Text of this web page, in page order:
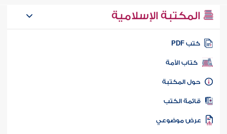
المكتبة الإسلامية
كتب PDF
كتاب الأمة
المكتبة
الكتب